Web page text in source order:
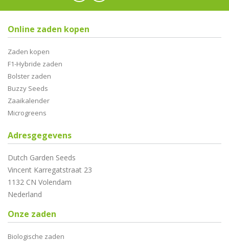
Online zaden kopen
Zaden kopen
F1-Hybride zaden
Bolster zaden
Buzzy Seeds
Zaaikalender
Microgreens
Adresgegevens
Dutch Garden Seeds
Vincent Karregatstraat 23
1132 CN Volendam
Nederland
Onze zaden
Biologische zaden